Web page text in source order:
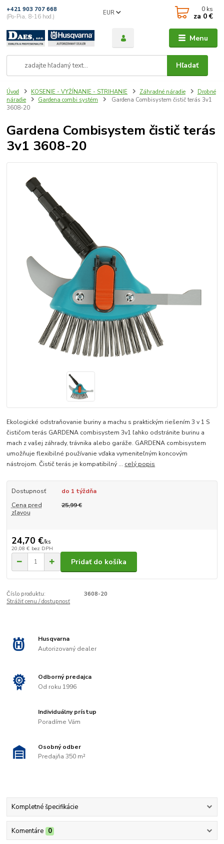
Menu
EUR
Hľadať
+421 903 707 668
(Po-Pia, 8-16 hod.)
0 ks
za 0 €
Úvod KOSENIE - VYŽÍNANIE - STRIHANIE Záhradné náradie
Drobné
náradie
Gardena combi systém
Gardena Combisystem čistič terás 3v1
3608-20
Gardena Combisystem čistič terás
3v1 3608-20
Ekologické odstraňovanie buriny a machu s praktickým riešením 3 v 1 S
čističom terás GARDENA combisystem 3v1 ľahko odstránite burinu a
mach z vašej záhrady, trávnika alebo garáže. GARDENA combisystem
umožňuje flexibilné používanie vďaka vymeniteľným koncovým
nástrojom. Čistič terás je kompatibilný ... celý popis
Dostupnosť
do 1 týždňa
Cena pred
zľavou
25,99 €
24,70 €/ks
20,08 € bez DPH
Pridať do košíka
Číslo produktu:
3608-20
Strážiť cenu / dostupnosť
Husqvarna
Autorizovaný dealer
Odborný predajca
Od roku 1996
Individuálny prístup
Poradíme Vám
Osobný odber
Predajňa 350 m²
Kompletné špecifikácie
Komentáre 0